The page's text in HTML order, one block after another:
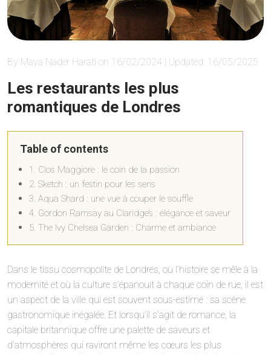
By Maya Nader Harati on 16/02/2024 | Updated: 16/05/2025
Les restaurants les plus
romantiques de Londres
Table of contents
1. Clos Maggiore : le coin de la passion
2. Sketch : un festin pour les sens
3. Aqua Shard : une vue à couper le souffle
4. Gordon Ramsay au Claridge’s : élégance et saveur
5. The Ivy Chelsea Garden : Charme et ambiance
Dans le tissu cosmopolite de Londres, où l’histoire se mêle à la
modernité et où la culture s’épanouit à chaque coin de rue, il est
un aspect de la ville qui est souvent sous-estimé : sa scène
gastronomique inégalée. Et lorsqu’il s’agit de romance, la
capitale britannique offre une palette de saveurs et
d’atmosphères qui raviront même les cœurs les plus